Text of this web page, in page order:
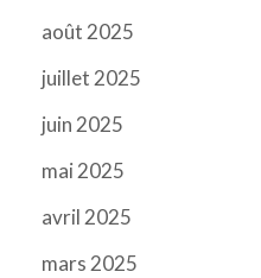
août 2025
juillet 2025
juin 2025
mai 2025
avril 2025
mars 2025